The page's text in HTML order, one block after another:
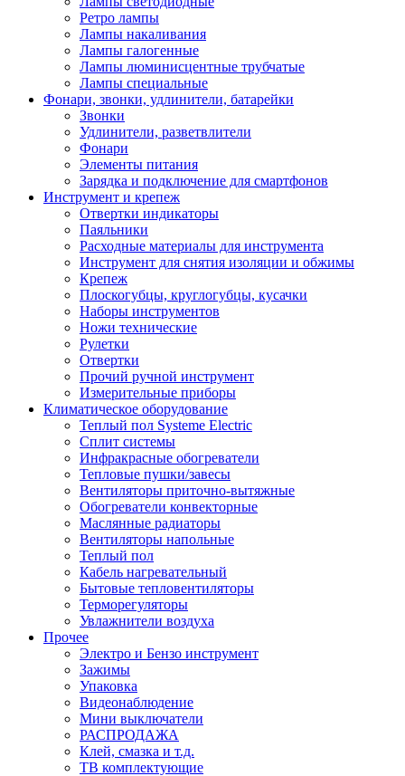
Ретро лампы
Лампы накаливания
Лампы галогенные
Лампы люминисцентные трубчатые
Лампы специальные
Фонари, звонки, удлинители, батарейки
Звонки
Удлинители, разветвлители
Фонари
Элементы питания
Зарядка и подключение для смартфонов
Инструмент и крепеж
Отвертки индикаторы
Паяльники
Расходные материалы для инструмента
Инструмент для снятия изоляции и обжимы
Крепеж
Плоскогубцы, круглогубцы, кусачки
Наборы инструментов
Ножи технические
Рулетки
Отвертки
Прочий ручной инструмент
Измерительные приборы
Климатическое оборудование
Теплый пол Systeme Electric
Сплит системы
Инфракрасные обогреватели
Тепловые пушки/завесы
Вентиляторы приточно-вытяжные
Обогреватели конвекторные
Маслянные радиаторы
Вентиляторы напольные
Теплый пол
Кабель нагревательный
Бытовые тепловентиляторы
Терморегуляторы
Увлажнители воздуха
Прочее
Электро и Бензо инструмент
Зажимы
Упаковка
Видеонаблюдение
Мини выключатели
РАСПРОДАЖА
Клей, смазка и т.д.
ТВ комплектующие